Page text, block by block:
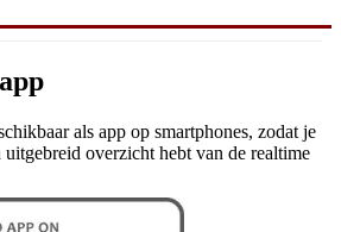
als app op smartphones, zodat je
overzicht hebt van de realtime